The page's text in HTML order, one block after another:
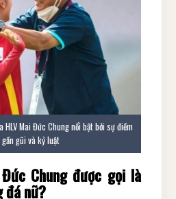
Mai Đức Chung nổi bật bởi sự điềm
gần gũi và kỷ luật
Chung được gọi là
đá nữ?